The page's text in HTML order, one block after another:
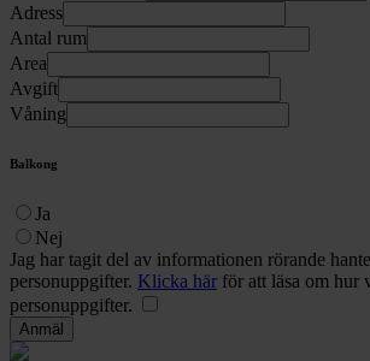
Adress
Antal rum
Area
Avgift
Våning
Balkong
Ja
Nej
Jag har tagit del av informationen rörande
personuppgifter. Klicka här för att läsa om hur
personuppgifter.